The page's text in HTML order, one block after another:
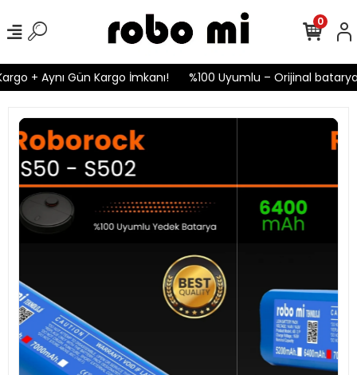
+ Aynı Gün Kargo İmkanı! %100 Uyumlu – Orijinal
0